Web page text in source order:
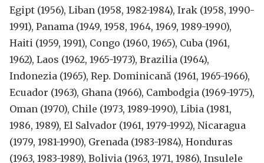
Egipt (1956), Liban (1958, 1982-1984), Irak (1958, 1990-
1991), Panama (1949, 1958, 1964, 1969, 1989-1990),
Haiti (1959, 1991), Congo (1960, 1965), Cuba (1961,
1962), Laos (1962, 1965-1973), Brazilia (1964),
Indonezia (1965), Rep. Dominicană (1961, 1965-1966),
Ecuador (1963), Ghana (1966), Cambodgia (1969-1975),
Oman (1970), Chile (1973, 1989-1990), Libia (1981,
1986, 1989), El Salvador (1961, 1979-1992), Nicaragua
(1979, 1981-1990), Grenada (1983-1984), Honduras
(1963, 1983-1989), Bolivia (1963, 1971, 1986), Insulele